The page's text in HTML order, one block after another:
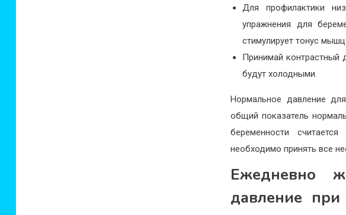
Для профилактики
упражнения для
стимулирует тонус
Принимай контрастный
будут холодными.
Нормальное давление
общий показатель
беременности
необходимо принять все
Ежедневно
давление